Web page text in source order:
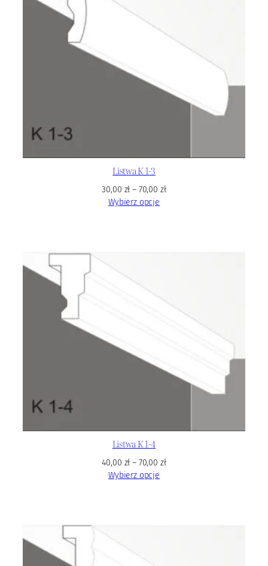
Listwa K 1-3
30,00 zł – 70,00 zł
Wybierz opcje
Listwa K 1-4
40,00 zł – 70,00 zł
Wybierz opcje